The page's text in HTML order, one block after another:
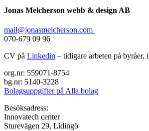
Jonas Melcherson webb & design AB
mail@jonasmelcherson.com
070-679 09 96
CV på Linkedin – tidigare arbeten på
org.nr: 559071-8754
bg.nr: 5140-3228
Bolagsuppgifter på Alla bolag
Besöksadress:
Innovatech center
Sturevägen 29, Lidingö